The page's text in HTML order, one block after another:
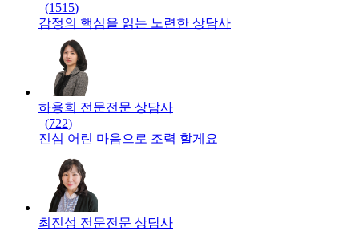
(1515)
감정의 핵심을 읽는 노련한 상담사
하용희 전문전문 상담사
(722)
진심 어린 마음으로 조력 할게요
최진성 전문전문 상담사